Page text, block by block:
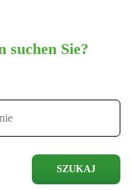
suchen Sie?
SZUKAJ